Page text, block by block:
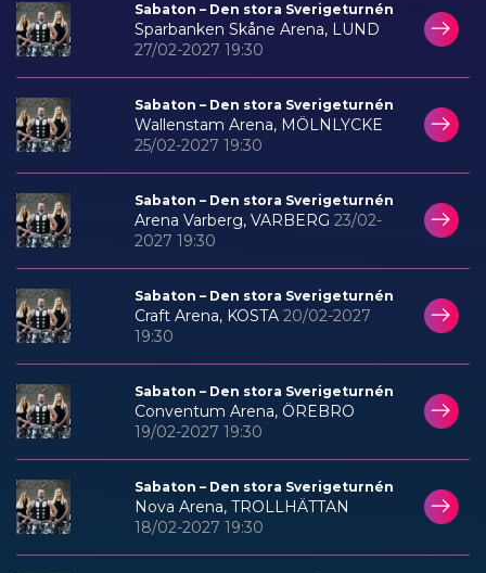
Sabaton – Den stora Sverigeturnén
Sparbanken Skåne Arena, LUND
27/02-2027 19:30
Sabaton – Den stora Sverigeturnén
Wallenstam Arena, MÖLNLYCKE
25/02-2027 19:30
Sabaton – Den stora Sverigeturnén
Arena Varberg, VARBERG 23/02-
2027 19:30
Sabaton – Den stora Sverigeturnén
Craft Arena, KOSTA 20/02-2027
19:30
Sabaton – Den stora Sverigeturnén
Conventum Arena, ÖREBRO
19/02-2027 19:30
Sabaton – Den stora Sverigeturnén
Nova Arena, TROLLHÄTTAN
18/02-2027 19:30